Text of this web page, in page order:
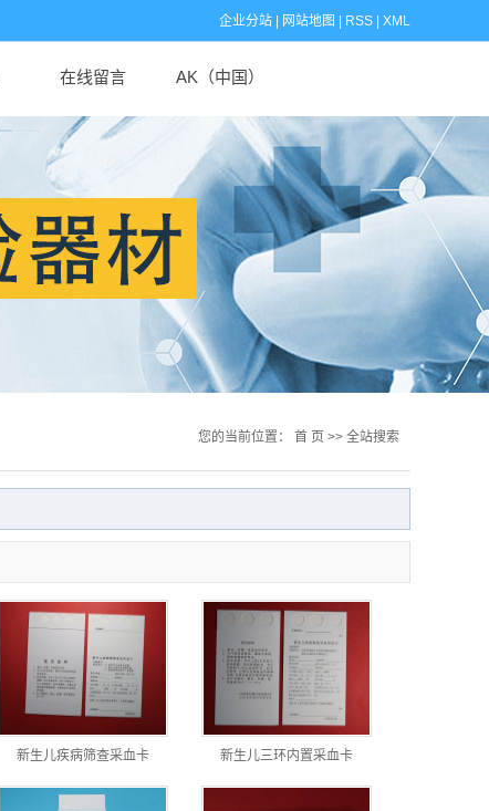
企业分站 网站地图 RSS XML
在线留言 AK（中国）
您的当前位置： 首 页 >> 全站搜索
新生儿疾病筛查采血卡 新生儿三环内置采血卡